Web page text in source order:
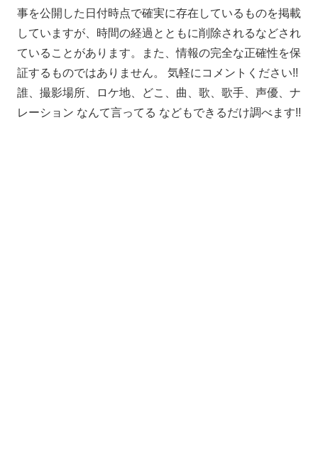
事を公開した日付時点で確実に存在しているものを掲載
していますが、時間の経過とともに削除されるなどされ
ていることがあります。また、情報の完全な正確性を保
証するものではありません。 気軽にコメントください!!
誰、撮影場所、ロケ地、どこ、曲、歌、歌手、声優、ナ
レーション なんて言ってる などもできるだけ調べます!!